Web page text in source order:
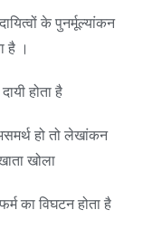
के पुनर्मूल्यांकन
है ।
होता है
हो तो लेखांकन
खोला
का विघटन होता है